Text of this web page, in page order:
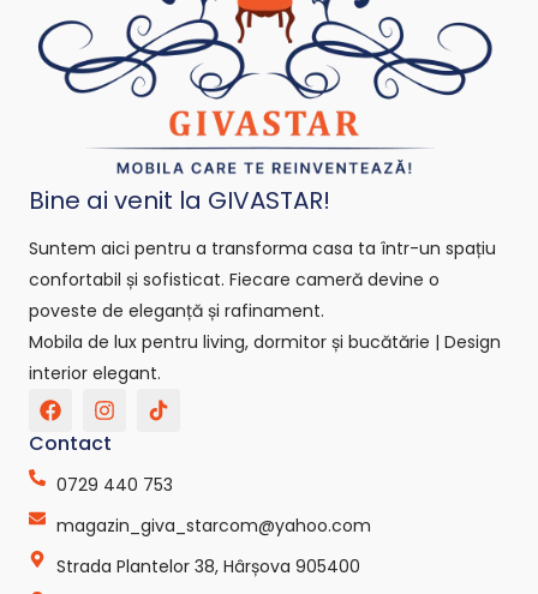
Bine ai venit la GIVASTAR!
Suntem aici pentru a transforma casa ta într-un spațiu
confortabil și sofisticat. Fiecare cameră devine o
poveste de eleganță și rafinament.
Mobila de lux pentru living, dormitor și bucătărie | Design
interior elegant.
F
a
c
b
o
I
n
s
a
r
m
T
i
o
-
v
Contact
0729 440 753
magazin_giva_starcom@yahoo.com
Strada Plantelor 38, Hârșova 905400